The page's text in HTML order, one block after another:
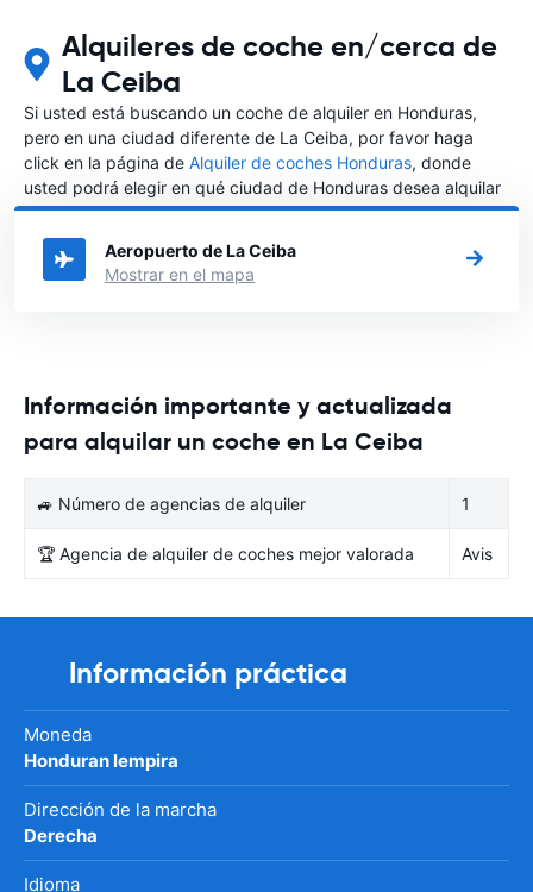
Alquileres de coche en/cerca de
La Ceiba
Si usted está buscando un coche de alquiler en Honduras,
pero en una ciudad diferente de La Ceiba, por favor haga
click en la página de Alquiler de coches Honduras, donde
usted podrá elegir en qué ciudad de Honduras desea alquilar
un coche.
Aeropuerto de La Ceiba
Mostrar en el mapa
Información importante y actualizada
para alquilar un coche en La Ceiba
🚙 Número de agencias de alquiler 1
🏆 Agencia de alquiler de coches mejor valorada Avis
Información práctica
Moneda
Honduran lempira
Dirección de la marcha
Derecha
Idioma